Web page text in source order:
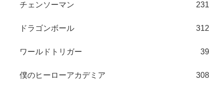
チェンソーマン 231
ドラゴンボール 312
ワールドトリガー 39
僕のヒーローアカデミア 308